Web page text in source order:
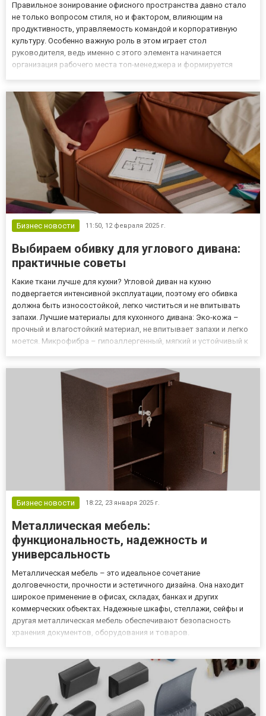
Правильное зонирование офисного пространства давно стало
не только вопросом стиля, но и фактором, влияющим на
продуктивность, управляемость командой и корпоративную
культуру. Особенно важную роль в этом играет стол
руководителя, ведь именно с этого элемента начинается
организация рабочего места топ-менеджера и формируется
выбор моделей, которые пом...
Бизнес новости 11:50, 12 февраля 2025 г.
Выбираем обивку для углового дивана:
практичные советы
Какие ткани лучше для кухни? Угловой диван на кухню
подвергается интенсивной эксплуатации, поэтому его обивка
должна быть износостойкой, легко чиститься и не впитывать
запахи. Лучшие материалы для кухонного дивана: Эко-кожа –
прочный и влагостойкий материал, не впитывает запахи и легко
моется. Микрофибра – гипоаллергенный, мягкий и устойчивый к
Бизнес новости 18:22, 23 января 2025 г.
Металлическая мебель:
функциональность, надежность и
универсальность
Металлическая мебель – это идеальное сочетание
долговечности, прочности и эстетичного дизайна. Она находит
широкое применение в офисах, складах, банках и других
коммерческих объектах. Надежные шкафы, стеллажи, сейфы и
другая металлическая мебель обеспечивают безопасность
хранения документов, оборудования и товаров.
металлические изделия для бизнеса любого мас...